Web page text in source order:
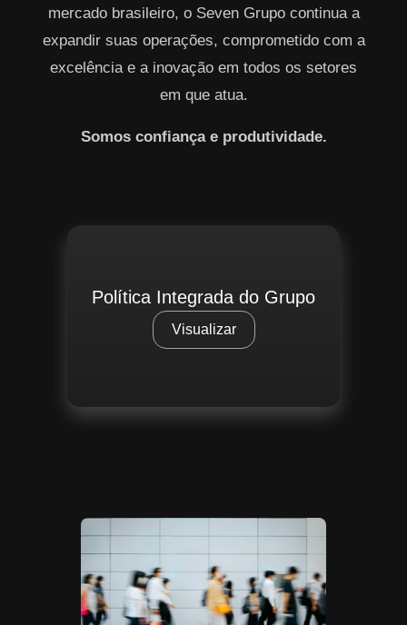
mercado brasileiro, o Seven Grupo continua a
expandir suas operações, comprometido com a
excelência e a inovação em todos os setores
em que atua.
Somos confiança e produtividade.
Política Integrada do Grupo
Visualizar